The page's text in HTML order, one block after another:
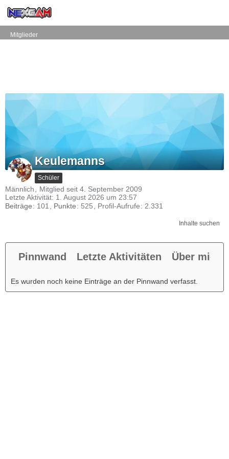
Mitglieder
Keulemanns
Schüler
Männlich
Mitglied seit 4. September 2009
Letzte Aktivität: 1. August 2026 um 23:57
Beiträge
101 Punkte 525 Profil-Aufrufe 2.331
Inhalte suchen
Pinnwand Letzte Aktivitäten Über mich
Es wurden noch keine Einträge an der Pinnwand verfasst.